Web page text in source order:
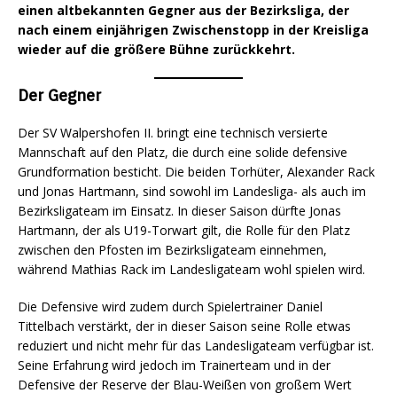
einen altbekannten Gegner aus der Bezirksliga, der
nach einem einjährigen Zwischenstopp in der Kreisliga
wieder auf die größere Bühne zurückkehrt.
Der Gegner
Der SV Walpershofen II. bringt eine technisch versierte
Mannschaft auf den Platz, die durch eine solide defensive
Grundformation besticht. Die beiden Torhüter, Alexander Rack
und Jonas Hartmann, sind sowohl im Landesliga- als auch im
Bezirksligateam im Einsatz. In dieser Saison dürfte Jonas
Hartmann, der als U19-Torwart gilt, die Rolle für den Platz
zwischen den Pfosten im Bezirksligateam einnehmen,
während Mathias Rack im Landesligateam wohl spielen wird.
Die Defensive wird zudem durch Spielertrainer Daniel
Tittelbach verstärkt, der in dieser Saison seine Rolle etwas
reduziert und nicht mehr für das Landesligateam verfügbar ist.
Seine Erfahrung wird jedoch im Trainerteam und in der
Defensive der Reserve der Blau-Weißen von großem Wert